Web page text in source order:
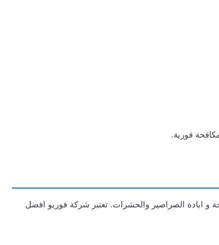
فورية.
و ابادة الصراصير والحشرات. تعتبر شركة فوريو افضل